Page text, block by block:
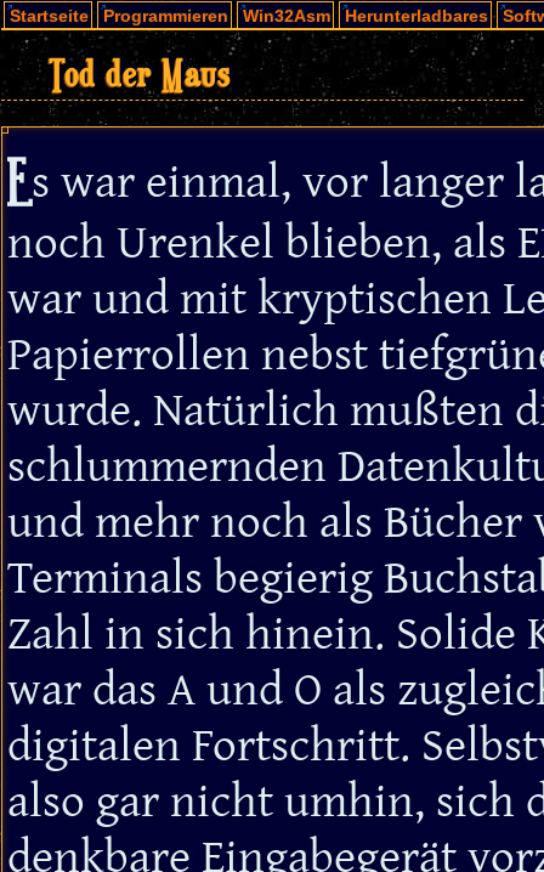
Startseite Programmieren Win32Asm Herunterladbares
Tod der Maus
Es war einmal, vor langer
noch Urenkel blieben, als
war und mit kryptischen
Papierrollen nebst
wurde. Natürlich mußten
schlummernden
und mehr noch als
Terminals begierig
Zahl in sich hinein. Solide
war das A und O als
digitalen Fortschritt.
also gar nicht umhin, sich
denkbare Eingabegerät